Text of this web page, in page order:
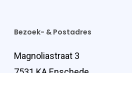
Bezoek- & Postadres
Magnoliastraat 3
7531 KA Enschede